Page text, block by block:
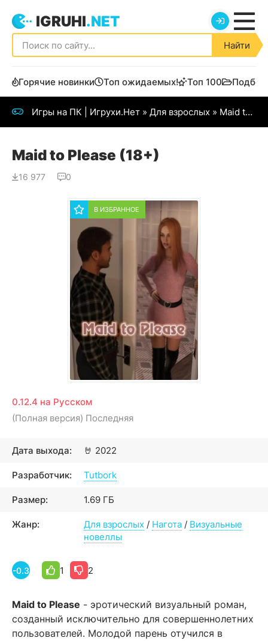
IGRUHI.NET
Найти
Горячие новинки Топ ожидаемых! Топ 100
Игры на ПК | Игрухи.Нет » Для взрослых » Maid to Please (18+)
Maid to Please (18+)
16 977 0
В ИЗБРАННОЕ
0.12.4 на Русском
(Полная версия) Последняя
🤘
Дата выхода: 2022
Разработчик: Tutbork
Размер: 1.69 ГБ
Жанр: Для взрослых / Нагота / Визуальные
новеллы
-0.3 1 2
Maid to Please - эротический визуальный роман,
созданный исключительно для совершеннолетних
пользователей. Молодой парень отучился в